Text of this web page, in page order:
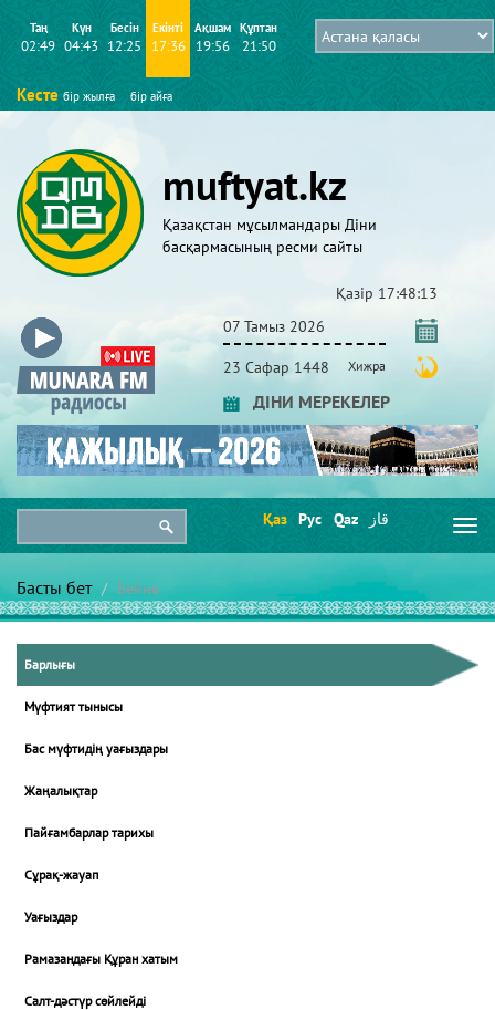
Таң
02:49
Күн
04:43
Бесін
12:25
Екінті
17:36
Ақшам
19:56
Құптан
21:50
Кесте бір жылға бір айға
muftyat.kz
Қазақстан мұсылмандары Діни
басқармасының ресми сайты
Қазір 17:48:13
07 Тамыз 2026
23 Сафар 1448 Хижра
ДІНИ МЕРЕКЕЛЕР
Қаз Рус Qaz قاز
Басты бет Бейне
Барлығы
Мүфтият тынысы
Бас мүфтидің уағыздары
Жаңалықтар
Пайғамбарлар тарихы
Сұрақ-жауап
Уағыздар
Рамазандағы Құран хатым
Салт-дәстүр сөйлейді